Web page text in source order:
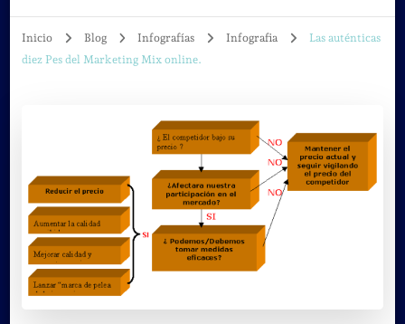
Inicio Blog Infografías Infografia
Las auténticas
diez Pes del Marketing Mix online.